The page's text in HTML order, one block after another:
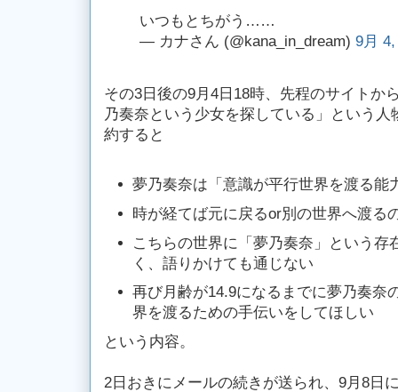
いつもとちがう……
— カナさん (@kana_in_dream) 9月
その3日後の9月4日18時、先程のサイトか
乃奏奈という少女を探している」という
約すると
夢乃奏奈は「意識が平行世界を渡る能
時が経てば元に戻るor別の世界へ渡る
こちらの世界に「夢乃奏奈」という存
く、語りかけても通じない
再び月齢が14.9になるまでに夢乃奏奈
界を渡るための手伝いをしてほしい
という内容。
2日おきにメールの続きが送られ、9月8日